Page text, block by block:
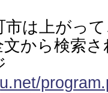
市は上がっ
文から検索